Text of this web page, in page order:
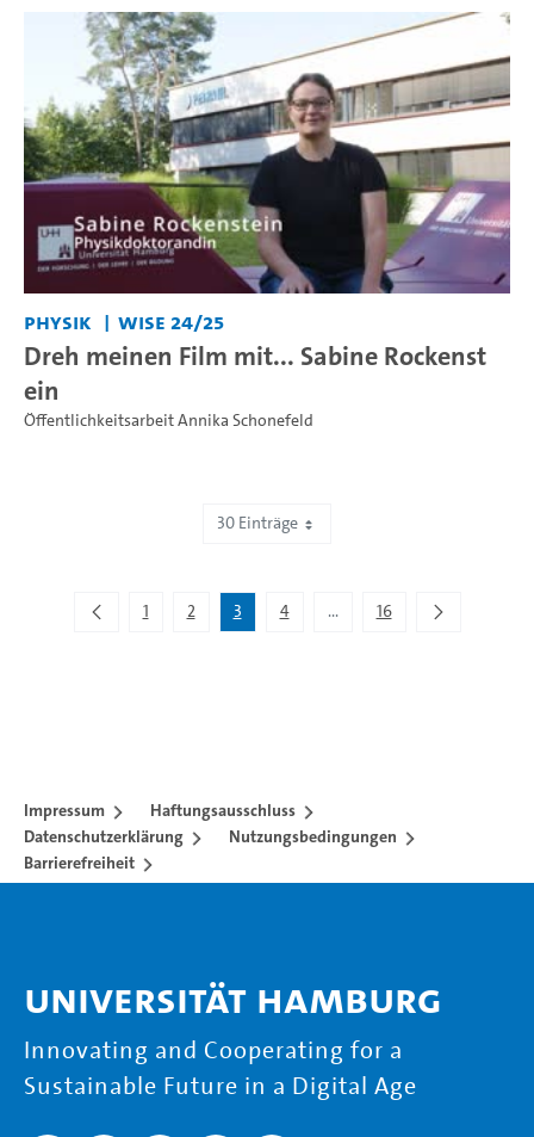
Physik WiSe 24/25
Dreh meinen Film mit... Sabine Rockenst
ein
Öffentlichkeitsarbeit Annika Schonefeld
30 Einträge
1 2 3 4 ...
Zwischenseiten Navigieren
16
Impressum
Haftungsausschluss
Datenschutzerklärung
Nutzungsbedingungen
Barrierefreiheit
Universität Hamburg
Innovating and Cooperating for a
Sustainable Future in a Digital Age